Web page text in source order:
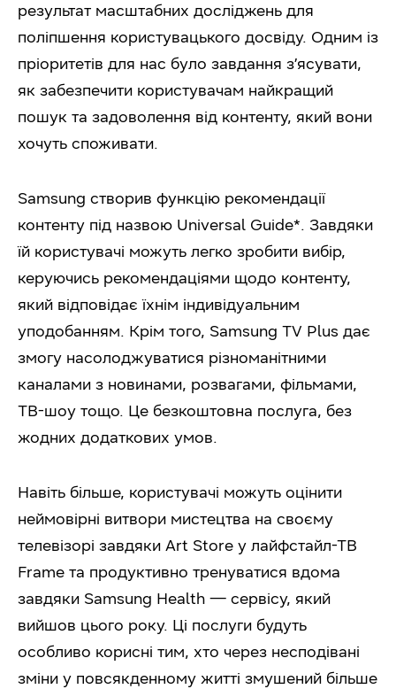
результат масштабних досліджень для
поліпшення користувацького досвіду. Одним із
пріоритетів для нас було завдання з’ясувати,
як забезпечити користувачам найкращий
пошук та задоволення від контенту, який вони
хочуть споживати.
Samsung створив функцію рекомендації
контенту під назвою Universal Guide*. Завдяки
їй користувачі можуть легко зробити вибір,
керуючись рекомендаціями щодо контенту,
який відповідає їхнім індивідуальним
уподобанням. Крім того, Samsung TV Plus дає
змогу насолоджуватися різноманітними
каналами з новинами, розвагами, фільмами,
ТВ-шоу тощо. Це безкоштовна послуга, без
жодних додаткових умов.
Навіть більше, користувачі можуть оцінити
неймовірні витвори мистецтва на своєму
телевізорі завдяки Art Store у лайфстайл-ТВ
Frame та продуктивно тренуватися вдома
завдяки Samsung Health — сервісу, який
вийшов цього року. Ці послуги будуть
особливо корисні тим, хто через несподівані
зміни у повсякденному житті змушений більше